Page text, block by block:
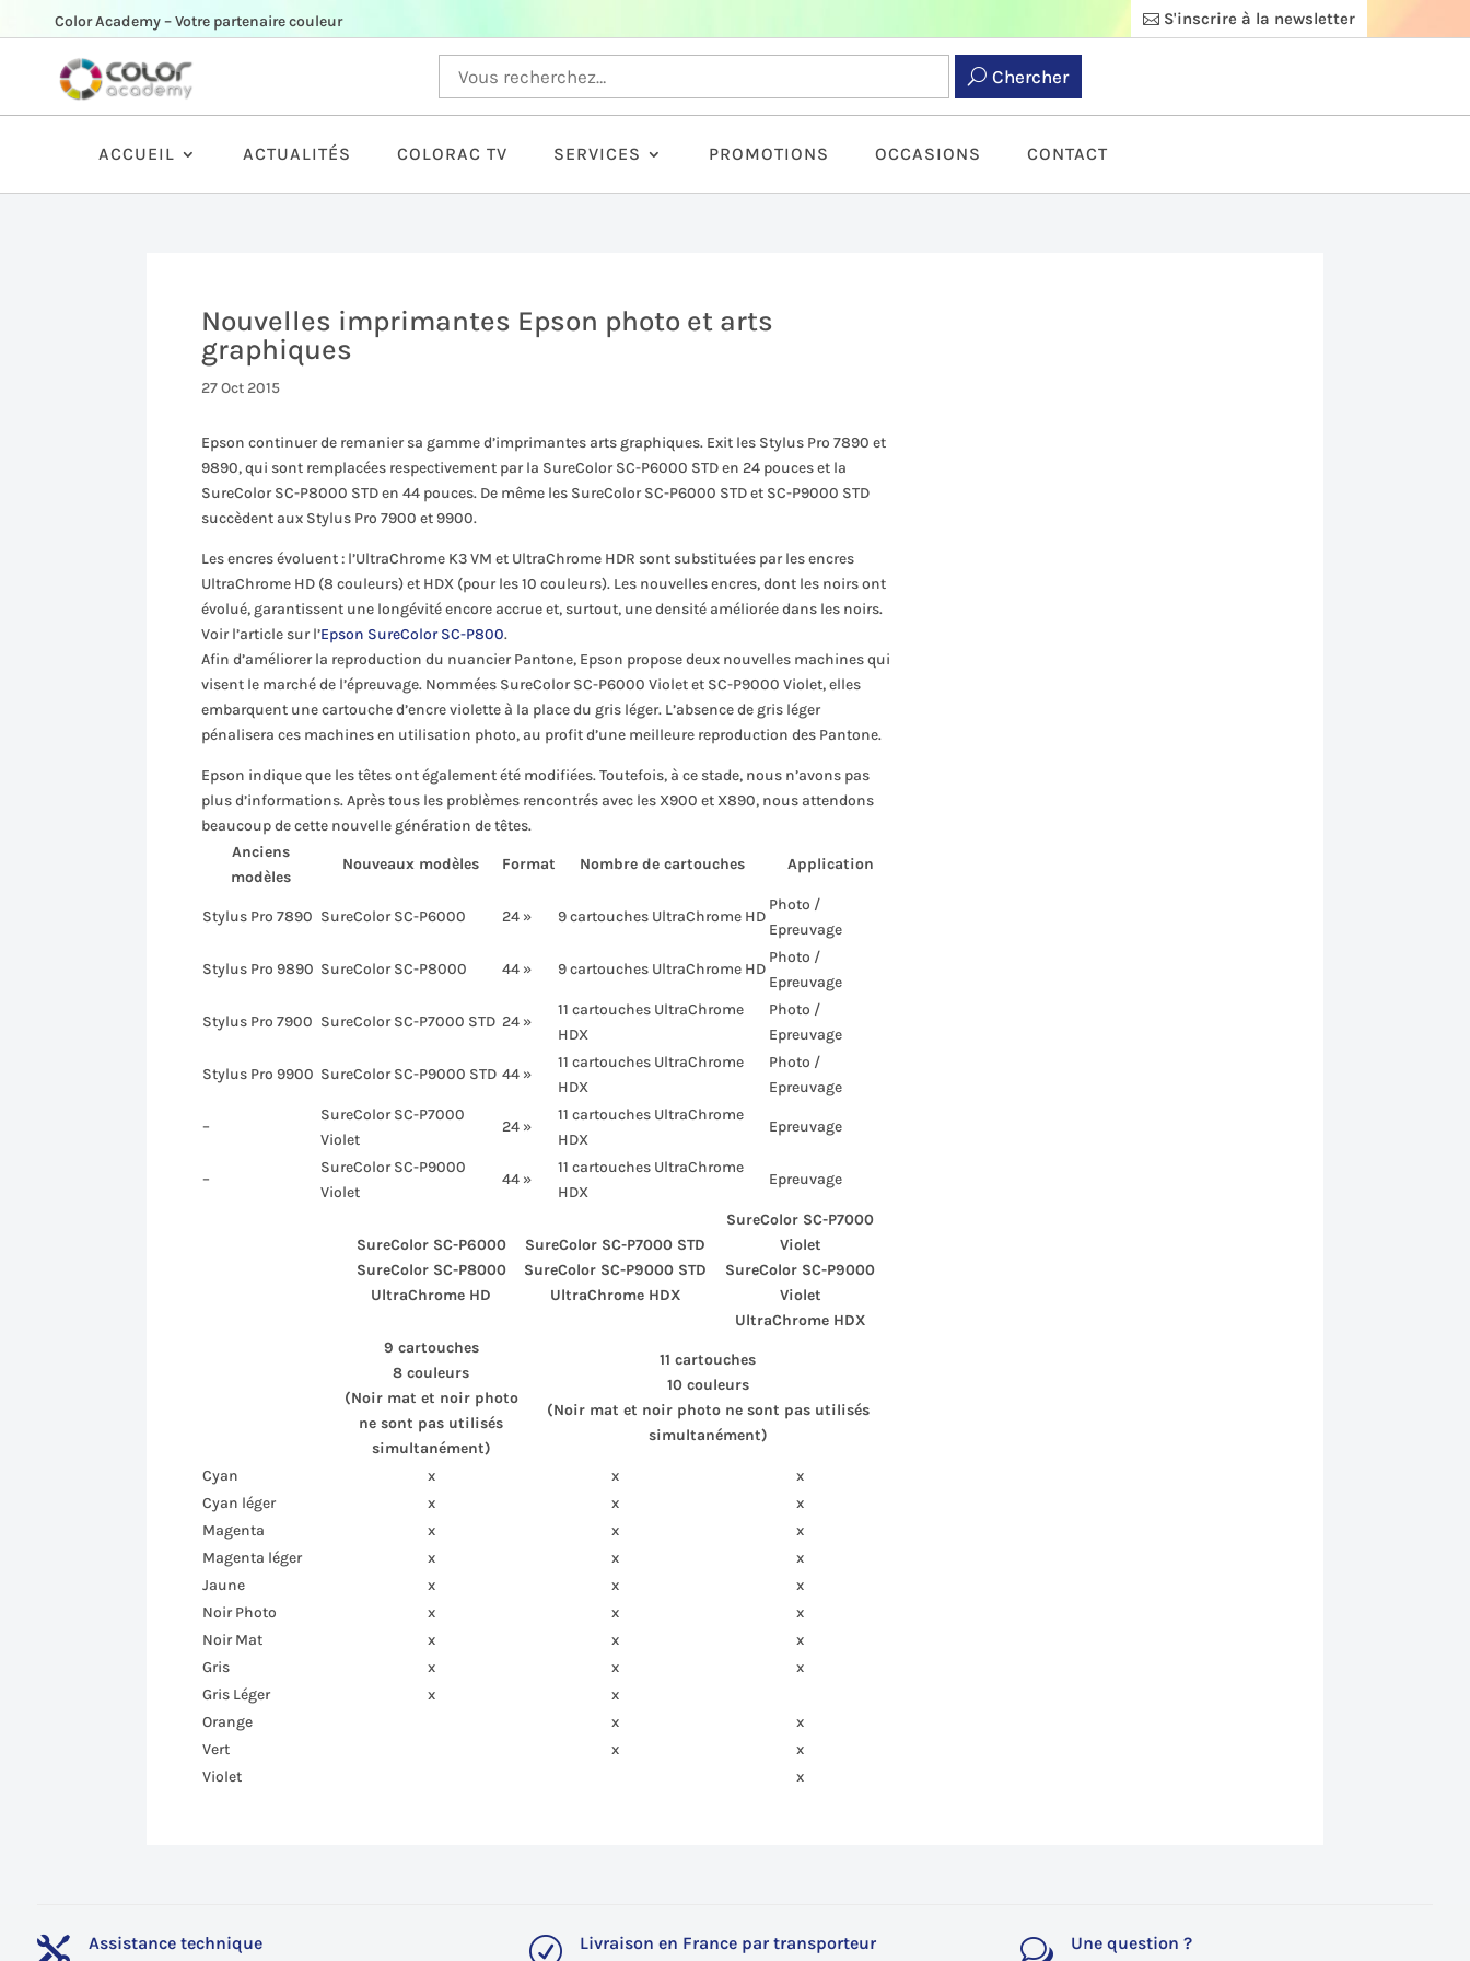
Color Academy – Votre partenaire couleur S'inscrire à la newsletter
Chercher
ACCUEIL ACTUALITÉS COLORAC TV SERVICES PROMOTIONS OCCASIONS CONTACT
Nouvelles imprimantes Epson photo et arts
graphiques
27 Oct 2015
Epson continuer de remanier sa gamme d’imprimantes arts graphiques. Exit les Stylus Pro 7890 et
9890, qui sont remplacées respectivement par la SureColor SC-P6000 STD en 24 pouces et la
SureColor SC-P8000 STD en 44 pouces. De même les SureColor SC-P6000 STD et SC-P9000 STD
succèdent aux Stylus Pro 7900 et 9900.
Les encres évoluent : l’UltraChrome K3 VM et UltraChrome HDR sont substituées par les encres
UltraChrome HD (8 couleurs) et HDX (pour les 10 couleurs). Les nouvelles encres, dont les noirs ont
évolué, garantissent une longévité encore accrue et, surtout, une densité améliorée dans les noirs.
Voir l’article sur l’Epson SureColor SC-P800.
Afin d’améliorer la reproduction du nuancier Pantone, Epson propose deux nouvelles machines qui
visent le marché de l’épreuvage. Nommées SureColor SC-P6000 Violet et SC-P9000 Violet, elles
embarquent une cartouche d’encre violette à la place du gris léger. L’absence de gris léger
pénalisera ces machines en utilisation photo, au profit d’une meilleure reproduction des Pantone.
Epson indique que les têtes ont également été modifiées. Toutefois, à ce stade, nous n’avons pas
plus d’informations. Après tous les problèmes rencontrés avec les X900 et X890, nous attendons
beaucoup de cette nouvelle génération de têtes.
Anciens
modèles
Nouveaux modèles Format Nombre de cartouches Application
Stylus Pro 7890 SureColor SC-P6000 24 » 9 cartouches UltraChrome HD
Photo /
Epreuvage
Stylus Pro 9890 SureColor SC-P8000 44 » 9 cartouches UltraChrome HD
Photo /
Epreuvage
Stylus Pro 7900 SureColor SC-P7000 STD 24 »
11 cartouches UltraChrome
HDX
Photo /
Epreuvage
Stylus Pro 9900 SureColor SC-P9000 STD 44 »
11 cartouches UltraChrome
HDX
Photo /
Epreuvage
–
SureColor SC-P7000
Violet
24 »
11 cartouches UltraChrome
HDX
Epreuvage
–
SureColor SC-P9000
Violet
44 »
11 cartouches UltraChrome
HDX
Epreuvage
SureColor SC-P6000
SureColor SC-P8000
UltraChrome HD
SureColor SC-P7000 STD
SureColor SC-P9000 STD
UltraChrome HDX
SureColor SC-P7000
Violet
SureColor SC-P9000
Violet
UltraChrome HDX
9 cartouches
8 couleurs
(Noir mat et noir photo
ne sont pas utilisés
simultanément)
11 cartouches
10 couleurs
(Noir mat et noir photo ne sont pas utilisés
simultanément)
Cyan x x
x
Cyan léger
x x
x
Magenta
x x
x
Magenta léger
x x
x
Jaune
x x
x
Noir Photo
x x
x
Noir Mat
x x
x
Gris
x x
x
Gris Léger
x
x
Orange
x
x
Vert
x
x
Violet
x
 Assistance technique R Livraison en France par transporteur w Une question ?